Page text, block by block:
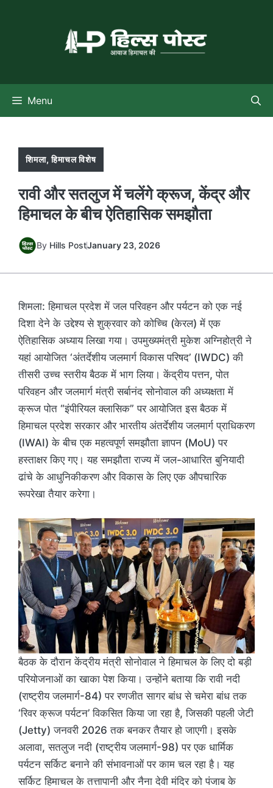
Menu
शिमला,हिमाचल विशेष
रावी और सतलुज में चलेंगे क्रूज, केंद्र और
हिमाचल के बीच ऐतिहासिक समझौता
By Hills PostJanuary 23, 2026
शिमला: हिमाचल प्रदेश में जल परिवहन और पर्यटन को एक नई
दिशा देने के उद्देश्य से शुक्रवार को कोच्चि (केरल) में एक
ऐतिहासिक अध्याय लिखा गया। उपमुख्यमंत्री मुकेश अग्निहोत्री ने
यहां आयोजित ‘अंतर्देशीय जलमार्ग विकास परिषद’ (IWDC) की
तीसरी उच्च स्तरीय बैठक में भाग लिया। केंद्रीय पत्तन, पोत
परिवहन और जलमार्ग मंत्री सर्बानंद सोनोवाल की अध्यक्षता में
क्रूज पोत “इंपीरियल क्लासिक” पर आयोजित इस बैठक में
हिमाचल प्रदेश सरकार और भारतीय अंतर्देशीय जलमार्ग प्राधिकरण
(IWAI) के बीच एक महत्वपूर्ण समझौता ज्ञापन (MoU) पर
हस्ताक्षर किए गए। यह समझौता राज्य में जल-आधारित बुनियादी
ढांचे के आधुनिकीकरण और विकास के लिए एक औपचारिक
रूपरेखा तैयार करेगा।
बैठक के दौरान केंद्रीय मंत्री सोनोवाल ने हिमाचल के लिए दो बड़ी
परियोजनाओं का खाका पेश किया। उन्होंने बताया कि रावी नदी
(राष्ट्रीय जलमार्ग-84) पर रणजीत सागर बांध से चमेरा बांध तक
‘रिवर क्रूज पर्यटन’ विकसित किया जा रहा है, जिसकी पहली जेटी
(Jetty) जनवरी 2026 तक बनकर तैयार हो जाएगी। इसके
अलावा, सतलुज नदी (राष्ट्रीय जलमार्ग-98) पर एक धार्मिक
पर्यटन सर्किट बनाने की संभावनाओं पर काम चल रहा है। यह
सर्किट हिमाचल के तत्तापानी और नैना देवी मंदिर को पंजाब के